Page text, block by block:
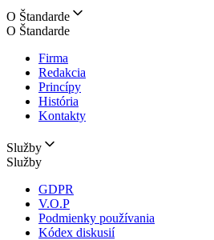
O Štandarde
O Štandarde
Firma
Redakcia
Princípy
História
Kontakty
Služby
Služby
GDPR
V.O.P
Podmienky používania
Kódex diskusií